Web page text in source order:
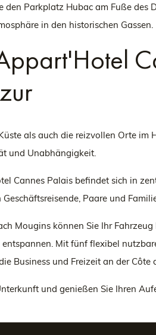
den Parkplatz Hubac am Fuße des
in den historischen Gassen.
als auch die reizvollen Orte
und Unabhängigkeit.
Cannes Palais befindet sich in
Paare und
Mougins können Sie Ihr
Mit fünf flexibel
Business und Freizeit an der Côte
und genießen Sie Ihren